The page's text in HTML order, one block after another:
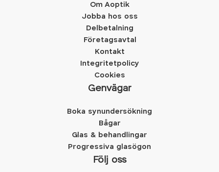
Om Aoptik
Jobba hos oss
Delbetalning
Företagsavtal
Kontakt
Integritetpolicy
Cookies
Genvägar
Boka synundersökning
Bågar
Glas & behandlingar
Progressiva glasögon
Följ oss